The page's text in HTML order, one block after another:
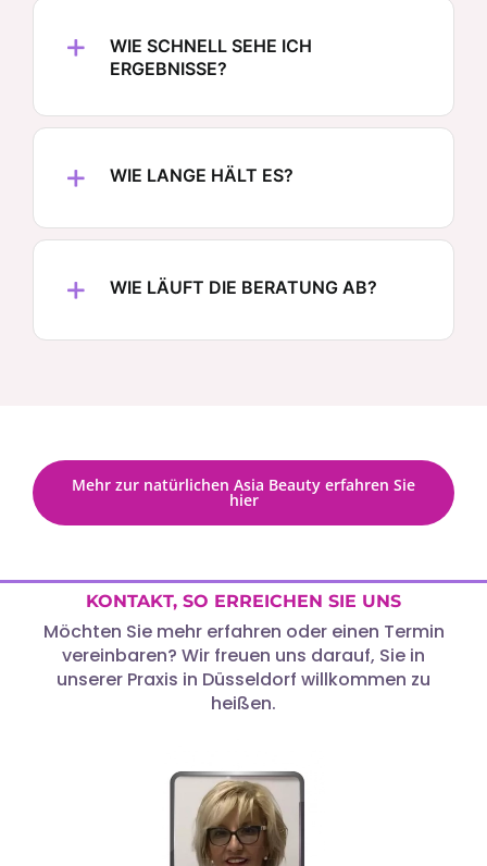
WIE SCHNELL SEHE ICH
ERGEBNISSE?
WIE LANGE HÄLT ES?
WIE LÄUFT DIE BERATUNG AB?
Mehr zur natürlichen Asia Beauty erfahren Sie
hier
KONTAKT, SO ERREICHEN SIE UNS
Möchten Sie mehr erfahren oder einen Termin
vereinbaren? Wir freuen uns darauf, Sie in
unserer Praxis in Düsseldorf willkommen zu
heißen.